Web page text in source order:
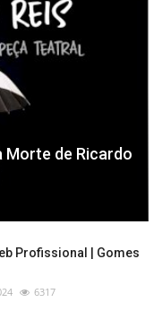
Morte de Ricardo
Profissional | Gomes
6317